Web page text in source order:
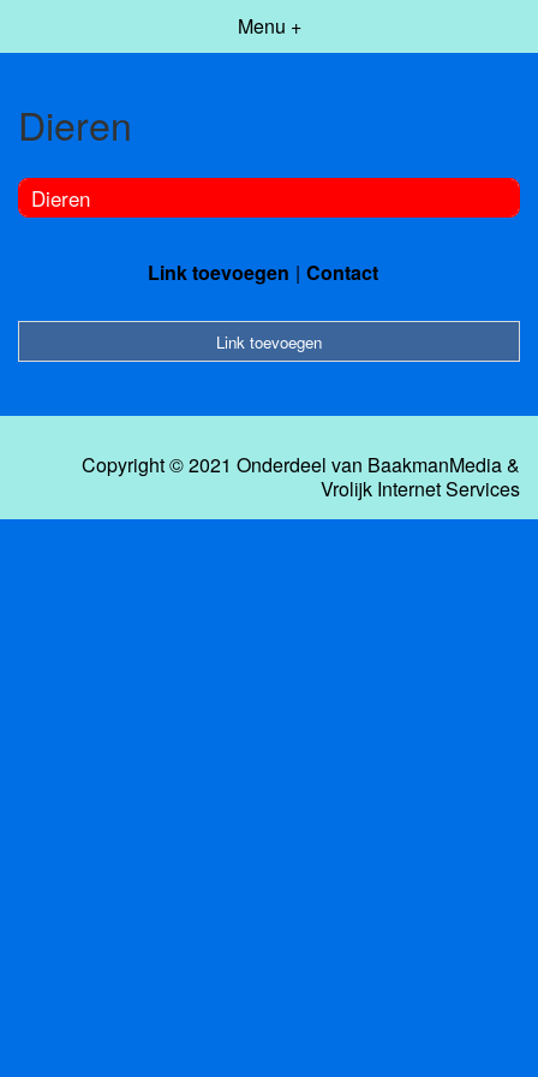
Menu +
Dieren
Dieren
Link toevoegen Contact
Link toevoegen
Copyright © 2021 Onderdeel van BaakmanMedia&
Vrolijk Internet Services